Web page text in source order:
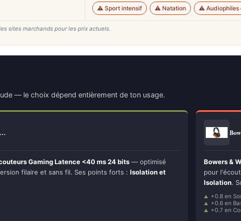
⚠️ Sport intensif ⚠️ Natation ⚠️ Audiophiles
sites marchands pour les prix actuels.
— le choix dépend entièrement de ton usage.
Gaming Latence <40 ms 24 bits — optimisé
filaire et sans fil. Ses points forts : Isolation et
Bowers &
pour
Isolation.
+0.8 en
+0.6 en
+0.7 en